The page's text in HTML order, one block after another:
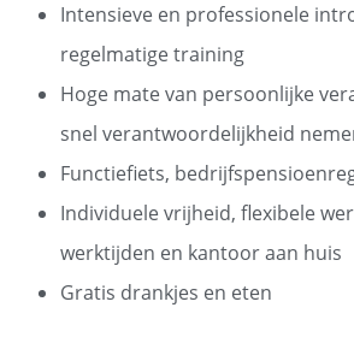
Intensieve en professionele
regelmatige training
Hoge mate van persoonlijke
snel verantwoordelijkheid
Functiefiets,
Individuele vrijheid, flexibele
werktijden en kantoor aan huis
Gratis drankjes en eten